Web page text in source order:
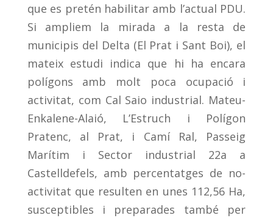
que es pretén habilitar amb l’actual PDU.
Si ampliem la mirada a la resta de
municipis del Delta (El Prat i Sant Boi), el
mateix estudi indica que hi ha encara
polígons amb molt poca ocupació i
activitat, com Cal Saio industrial. Mateu-
Enkalene-Alaió, L’Estruch i Polígon
Pratenc, al Prat, i Camí Ral, Passeig
Marítim i Sector industrial 22a a
Castelldefels, amb percentatges de no-
activitat que resulten en unes 112,56 Ha,
susceptibles i preparades també per